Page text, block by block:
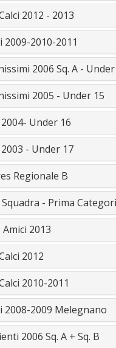
2012 - 2013
2009-2010-2011
2006 Sq. A -
2005 - Under 15
Under 16
- Under 17
Regionale B
- Prima
Amici 2013
2012
2010-2011
2008-2009 Melegnano
2006 Sq. A + Sq. B